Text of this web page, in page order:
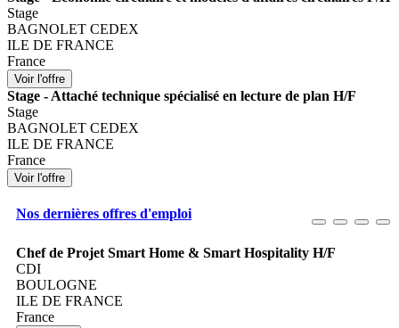
Stage
BAGNOLET CEDEX
ILE DE FRANCE
France
Stage - Attaché technique spécialisé en lecture de plan H/F
Stage
BAGNOLET CEDEX
ILE DE FRANCE
France
Nos dernières offres d'emploi
Chef de Projet Smart Home & Smart Hospitality H/F
CDI
BOULOGNE
ILE DE FRANCE
France